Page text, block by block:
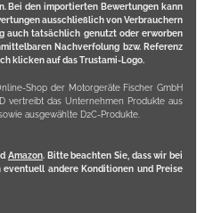
Bei den importierten Bewertungen kann
ausschließlich von Verbrauchern
auch tatsächlich genutzt oder erworben
Nachverfolung bzw. Referenz
klicken auf das Trustami-Logo.
Shop der Motorgeräte Fischer GmbH
vertreibt das Unternehmen Produkte aus
ausgewählte D2C-Produkte.
Amazon. Bitte beachten Sie, dass wir bei
eventuell andere Konditionen und Preise